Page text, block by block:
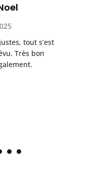
tout s’est
Très bon